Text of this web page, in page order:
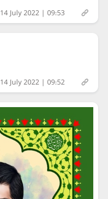
14 July 2022 | 09:53
14 July 2022 | 09:52